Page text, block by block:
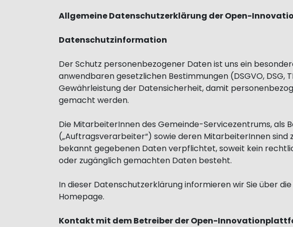
Allgemeine Datenschutzerklärung der Open-
Datenschutzinformation
Der Schutz personenbezogener Daten ist uns ein
anwendbaren gesetzlichen Bestimmungen (DSGVO,
Gewährleistung der Datensicherheit, damit
gemacht werden.
Die MitarbeiterInnen des Gemeinde-Servicezentrums,
(„Auftragsverarbeiter“) sowie deren MitarbeiterInnen
bekannt gegebenen Daten verpflichtet, soweit kein
oder zugänglich gemachten Daten besteht.
In dieser Datenschutzerklärung informieren wir Sie über
Homepage.
Kontakt mit dem Betreiber der Open-